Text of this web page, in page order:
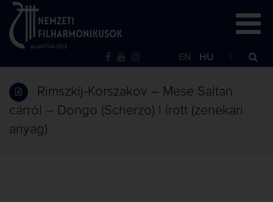
EN HU
Rimszkij-Korszakov – Mese Saltan
cárról – Dongo (Scherzo) | írott (zenekari
anyag)